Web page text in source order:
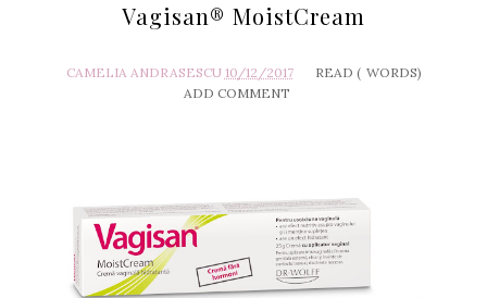
Vagisan® MoistCream
CAMELIA ANDRASESCU 10/12/2017 READ ( WORDS)
ADD COMMENT